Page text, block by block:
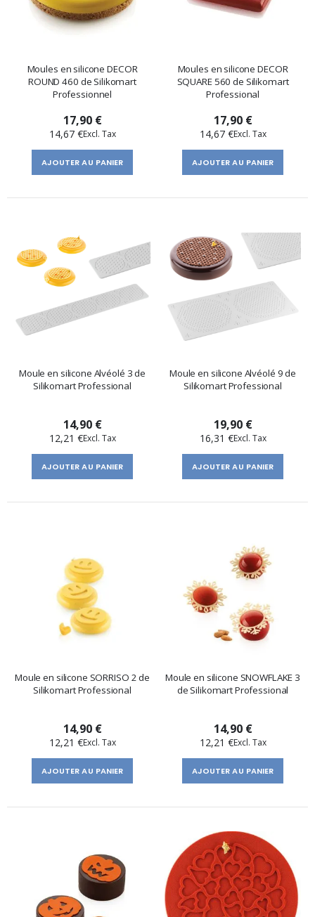
Moules en silicone DECOR
ROUND 460 de Silikomart
Professionnel
17,90 €
14,67 €
AJOUTER AU PANIER
Moules en silicone DECOR
SQUARE 560 de Silikomart
Professional
17,90 €
14,67 €
AJOUTER AU PANIER
Moule en silicone Alvéolé 3 de
Silikomart Professional
14,90 €
12,21 €
AJOUTER AU PANIER
Moule en silicone Alvéolé 9 de
Silikomart Professional
19,90 €
16,31 €
AJOUTER AU PANIER
Moule en silicone SORRISO 2 de
Silikomart Professional
14,90 €
12,21 €
AJOUTER AU PANIER
Moule en silicone SNOWFLAKE 3
de Silikomart Professional
14,90 €
12,21 €
AJOUTER AU PANIER